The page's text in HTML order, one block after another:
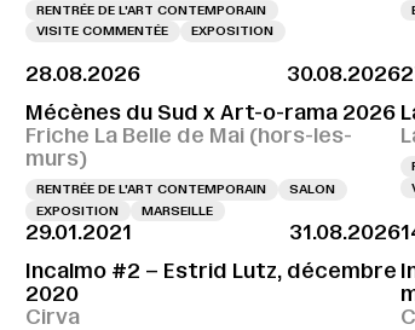
RENTRÉE DE L'ART CONTEMPORAIN
VISITE COMMENTÉE
EXPOSITION
28.08.2026
30.08.2026
Mécènes du Sud x Art-o-rama 2026
Friche La Belle de Mai (hors-les-
murs)
RENTRÉE DE L'ART CONTEMPORAIN
SALON
EXPOSITION
MARSEILLE
29.01.2021
31.08.2026
Incalmo #2 – Estrid Lutz, décembre
2020
Cirva